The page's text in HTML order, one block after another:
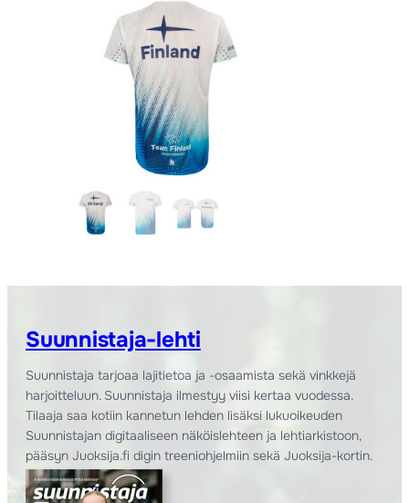
Suunnistaja-lehti
Suunnistaja tarjoaa lajitietoa ja -osaamista sekä vinkkejä
harjoitteluun. Suunnistaja ilmestyy viisi kertaa vuodessa.
Tilaaja saa kotiin kannetun lehden lisäksi lukuoikeuden
Suunnistajan digitaaliseen näköislehteen ja lehtiarkistoon,
pääsyn Juoksija.fi digin treeniohjelmiin sekä Juoksija-kortin.